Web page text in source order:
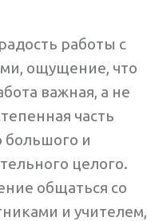
работы с
ощущение, что
важная, а не
часть
большого и
целого.
общаться со
и учителем,